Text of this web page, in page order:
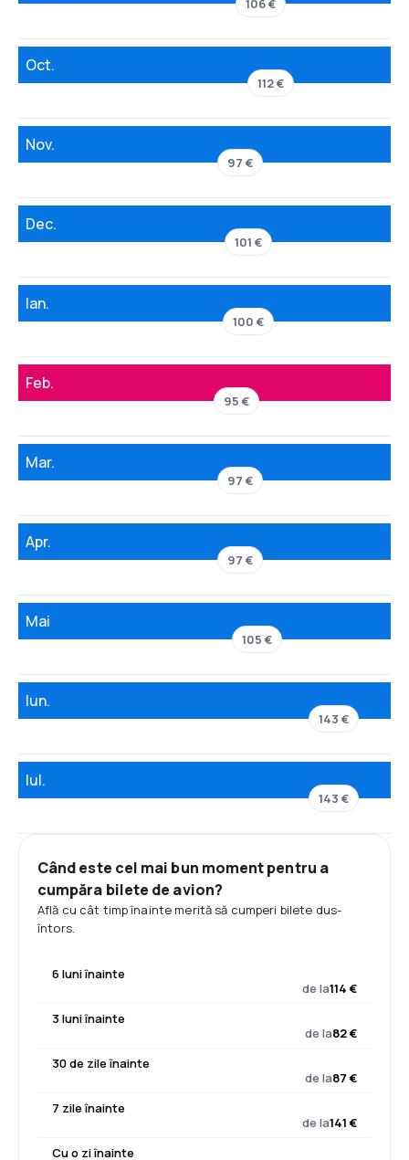
106 €
Oct.
112 €
Nov.
97 €
Dec.
101 €
Ian.
100 €
Feb.
95 €
Mar.
97 €
Apr.
97 €
Mai
105 €
Iun.
143 €
Iul.
143 €
Când este cel mai bun moment pentru a
cumpăra bilete de avion?
Află cu cât timp înainte merită să cumperi bilete dus-
întors.
6 luni înainte
de la114 €
3 luni înainte
de la82 €
30 de zile înainte
de la87 €
7 zile înainte
de la141 €
Cu o zi înainte